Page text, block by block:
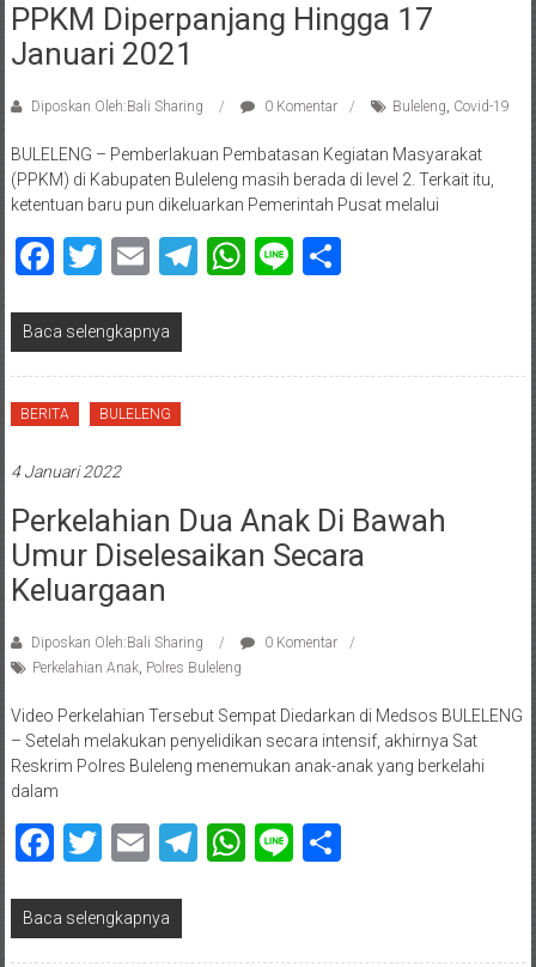
PPKM Diperpanjang Hingga 17
Januari 2021
Diposkan Oleh:Bali Sharing 0 Komentar Buleleng, Covid-19
BULELENG – Pemberlakuan Pembatasan Kegiatan Masyarakat
(PPKM) di Kabupaten Buleleng masih berada di level 2. Terkait itu,
ketentuan baru pun dikeluarkan Pemerintah Pusat melalui
Facebook
Twitter
EmailTelegram
WhatsApp
LineShare
Baca selengkapnya
BERITA BULELENG
4 Januari 2022
Perkelahian Dua Anak Di Bawah
Umur Diselesaikan Secara
Keluargaan
Diposkan Oleh:Bali Sharing
0 Komentar
Perkelahian Anak, Polres Buleleng
Video Perkelahian Tersebut Sempat Diedarkan di Medsos BULELENG
– Setelah melakukan penyelidikan secara intensif, akhirnya Sat
Reskrim Polres Buleleng menemukan anak-anak yang berkelahi
dalam
Facebook
Twitter
EmailTelegram
WhatsApp
LineShare
Baca selengkapnya